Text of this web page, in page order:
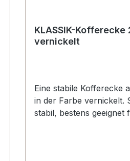
Stück Bodengleiter
KLASSIK-Kofferecke
vernickelt
Eine stabile Kofferecke
in der Farbe vernickelt.
stabil, bestens geeignet